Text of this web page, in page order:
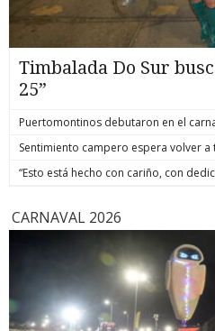
Timbalada Do Sur
25”
Puertomontinos debutaron en el
Sentimiento campero espera volver a
“Esto está hecho con cariño, con
CARNAVAL 2026